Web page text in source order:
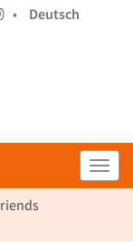
•
Deutsch